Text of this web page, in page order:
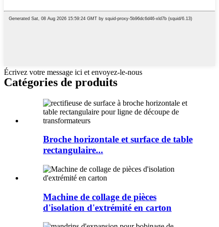
Écrivez votre message ici et envoyez-le-nous
Catégories de produits
Broche horizontale et surface de table
rectangulaire...
Machine de collage de pièces
d'isolation d'extrémité en carton